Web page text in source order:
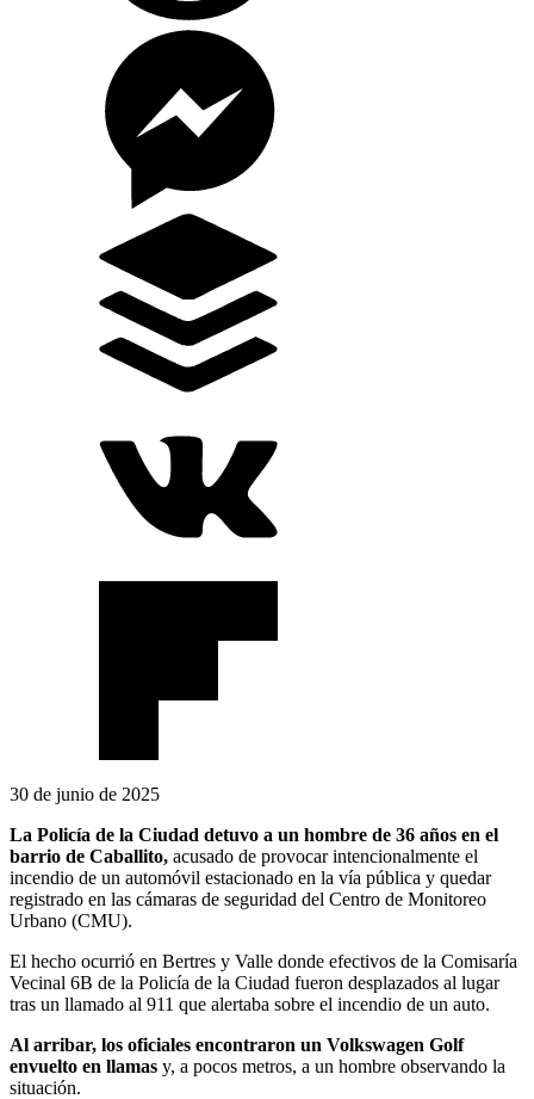
30 de junio de 2025
La Policía de la Ciudad detuvo a un hombre de 36 años en el
barrio de Caballito, acusado de provocar intencionalmente el
incendio de un automóvil estacionado en la vía pública y quedar
registrado en las cámaras de seguridad del Centro de Monitoreo
Urbano (CMU).
El hecho ocurrió en Bertres y Valle donde efectivos de la Comisaría
Vecinal 6B de la Policía de la Ciudad fueron desplazados al lugar
tras un llamado al 911 que alertaba sobre el incendio de un auto.
Al arribar, los oficiales encontraron un Volkswagen Golf
envuelto en llamas y, a pocos metros, a un hombre observando la
situación.